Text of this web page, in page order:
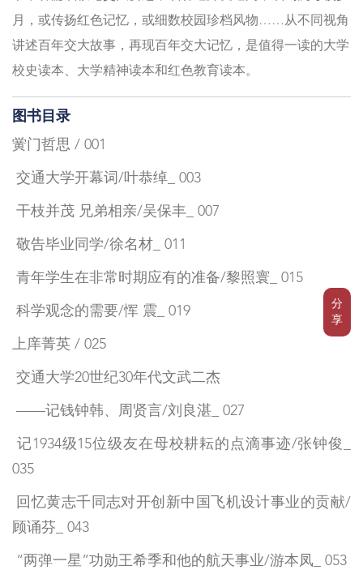
分
享
月，或传扬红色记忆，或细数校园珍档风物……从不同视角
讲述百年交大故事，再现百年交大记忆，是值得一读的大学
校史读本、大学精神读本和红色教育读本。
图书目录
黉门哲思 / 001
交通大学开幕词/叶恭绰_ 003
干枝并茂 兄弟相亲/吴保丰_ 007
敬告毕业同学/徐名材_ 011
青年学生在非常时期应有的准备/黎照寰_ 015
科学观念的需要/恽 震_ 019
上庠菁英 / 025
交通大学20世纪30年代文武二杰
——记钱钟韩、周贤言/刘良湛_ 027
记1934级15位级友在母校耕耘的点滴事迹/张钟俊_
035
回忆黄志千同志对开创新中国飞机设计事业的贡献/
顾诵芬_ 043
“两弹一星”功勋王希季和他的航天事业/游本凤_ 053